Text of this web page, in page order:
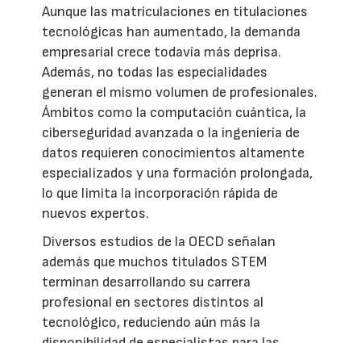
Aunque las matriculaciones en titulaciones
tecnológicas han aumentado, la demanda
empresarial crece todavía más deprisa.
Además, no todas las especialidades
generan el mismo volumen de profesionales.
Ámbitos como la computación cuántica, la
ciberseguridad avanzada o la ingeniería de
datos requieren conocimientos altamente
especializados y una formación prolongada,
lo que limita la incorporación rápida de
nuevos expertos.
Diversos estudios de la OECD señalan
además que muchos titulados STEM
terminan desarrollando su carrera
profesional en sectores distintos al
tecnológico, reduciendo aún más la